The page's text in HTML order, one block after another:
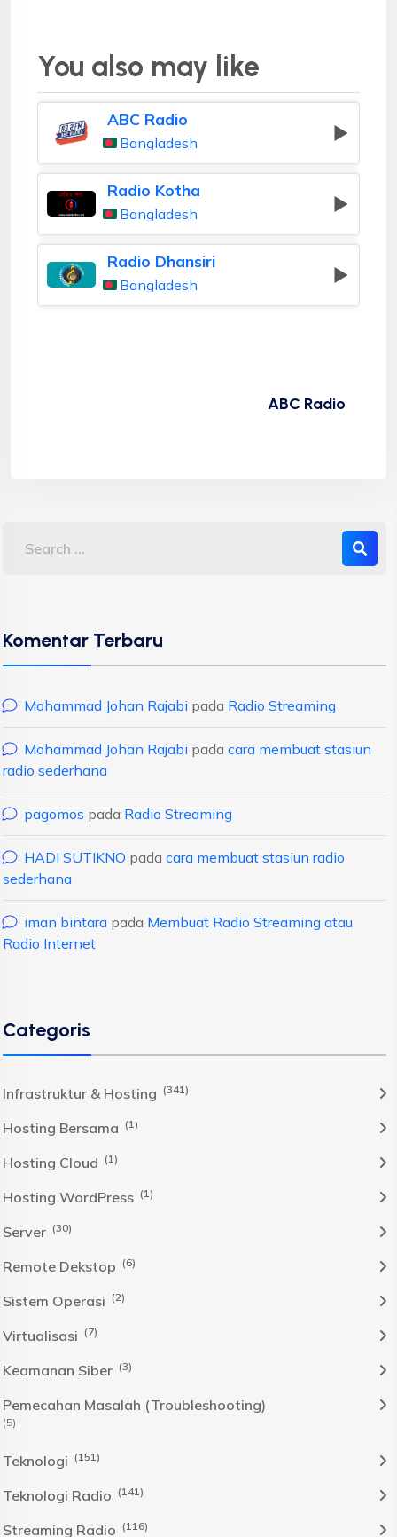
You also may like
ABC Radio
Bangladesh
Radio Kotha
Bangladesh
Radio Dhansiri
Bangladesh
ABC Radio
Komentar Terbaru
Mohammad Johan Rajabi pada Radio Streaming
Mohammad Johan Rajabi pada cara membuat stasiun
radio sederhana
pagomos pada Radio Streaming
HADI SUTIKNO pada cara membuat stasiun radio
sederhana
iman bintara pada Membuat Radio Streaming atau
Radio Internet
Categoris
Infrastruktur & Hosting (341)
Hosting Bersama (1)
Hosting Cloud (1)
Hosting WordPress (1)
Server (30)
Remote Dekstop (6)
Sistem Operasi (2)
Virtualisasi (7)
Keamanan Siber (3)
Pemecahan Masalah (Troubleshooting)
(5)
Teknologi (151)
Teknologi Radio (141)
Streaming Radio (116)